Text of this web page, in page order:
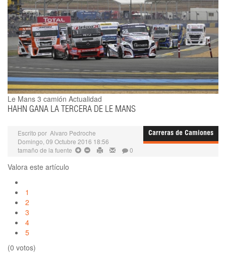
Le Mans 3 camión Actualidad
HAHN GANA LA TERCERA DE LE MANS
Carreras de Camiones
Escrito por Alvaro Pedroche
Domingo, 09 Octubre 2016 18:56
tamaño de la fuente
0
Valora este artículo
1
2
3
4
5
(0 votos)